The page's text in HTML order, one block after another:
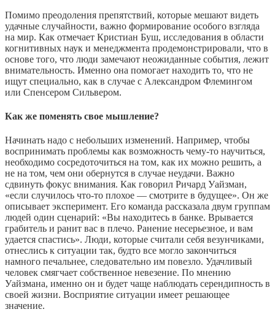
Помимо преодоления препятствий, которые мешают видеть
удачные случайности, важно формирование особого взгляда
на мир. Как отмечает Кристиан Буш, исследования в области
когнитивных наук и менеджмента продемонстрировали, что в
основе того, что люди замечают неожиданные события, лежит
внимательность. Именно она помогает находить то, что не
ищут специально, как в случае с Александром Флемингом
или Спенсером Сильвером.
Как же поменять свое мышление?
Начинать надо с небольших изменений. Например, чтобы
воспринимать проблемы как возможность чему-то научиться,
необходимо сосредоточиться на том, как их можно решить, а
не на том, чем они обернутся в случае неудачи. Важно
сдвинуть фокус внимания. Как говорил Ричард Уайзман,
«если случилось что-то плохое — смотрите в будущее». Он же
описывает эксперимент. Его команда рассказала двум группам
людей один сценарий: «Вы находитесь в банке. Врывается
грабитель и ранит вас в плечо. Ранение несерьезное, и вам
удается спастись». Люди, которые считали себя везунчиками,
отнеслись к ситуации так, будто все могло закончиться
намного печальнее, следовательно им повезло. Удачливый
человек смягчает собственное невезение. По мнению
Уайзмана, именно он и будет чаще наблюдать серендипность в
своей жизни. Восприятие ситуации имеет решающее
значение.